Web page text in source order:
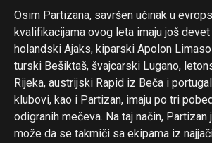
Osim Partizana, savršen učinak u
kvalifikacijama ovog leta imaju još
holandski Ajaks, kiparski Apolon
turski Bešiktaš, švajcarski Lugano,
Rijeka, austrijski Rapid iz Beča i
klubovi, kao i Partizan, imaju po tri
odigranih mečeva. Na taj način, Partizan
može da se takmiči sa ekipama iz